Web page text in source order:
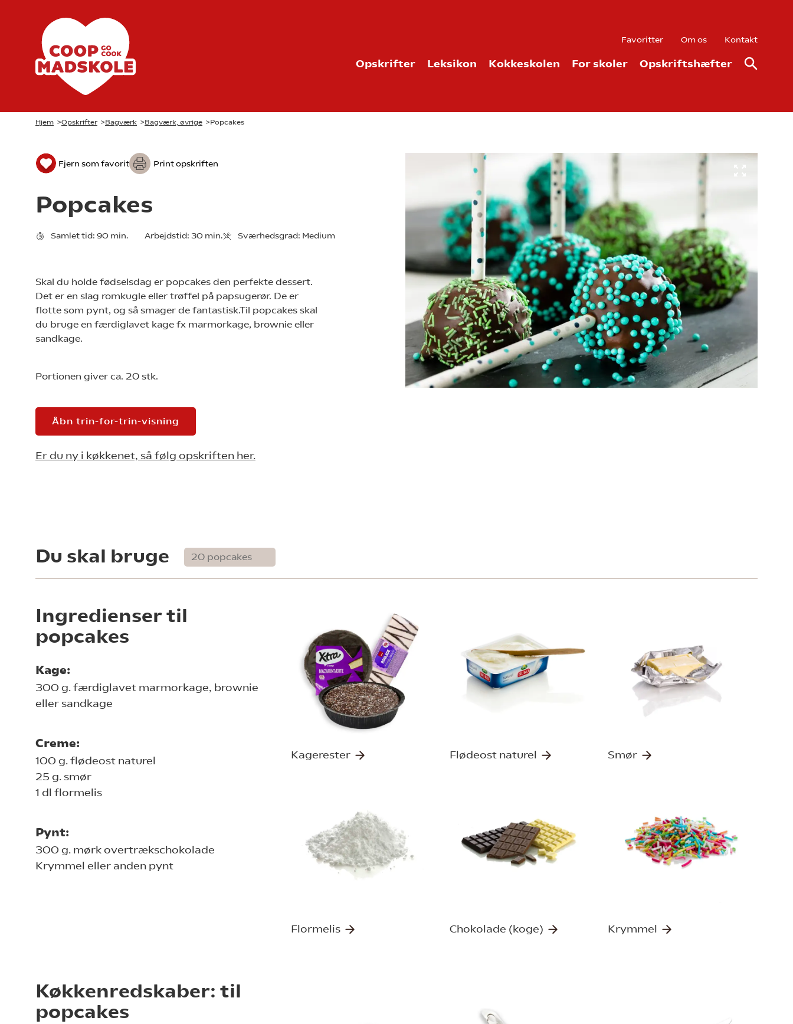
Favoritter Om os Kontakt
Opskrifter Leksikon Kokkeskolen For skoler Opskriftshæfter
Hjem >Opskrifter >Bagværk >Bagværk, øvrige >Popcakes
Fjern som favorit Print opskriften
Popcakes
Samlet tid: 90 min. Arbejdstid: 30 min. Sværhedsgrad: Medium
Skal du holde fødselsdag er popcakes den perfekte dessert.
Det er en slag romkugle eller trøffel på papsugerør. De er
flotte som pynt, og så smager de fantastisk.Til popcakes skal
du bruge en færdiglavet kage fx marmorkage, brownie eller
sandkage.
Portionen giver ca. 20 stk.
Åbn trin-for-trin-visning
Er du ny i køkkenet, så følg opskriften her.
Du skal bruge
Ingredienser til
popcakes
Kage:
300 g. færdiglavet marmorkage, brownie
eller sandkage
Creme:
100 g. flødeost naturel
25 g. smør
1 dl flormelis
Pynt:
300 g. mørk overtrækschokolade
Krymmel eller anden pynt
Kagerester Flødeost naturel Smør
Flormelis Chokolade (koge) Krymmel
Køkkenredskaber: til
popcakes